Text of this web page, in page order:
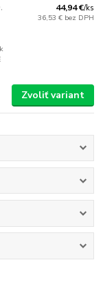
44,94 €/ks
36,53 € bez DPH
Zvoliť variant